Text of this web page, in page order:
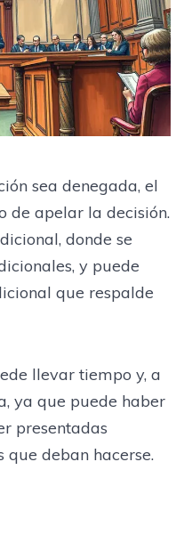
sea denegada, el
de apelar la decisión.
donde se
y puede
que respalde
llevar tiempo y, a
ya que puede haber
presentadas
que deban hacerse.